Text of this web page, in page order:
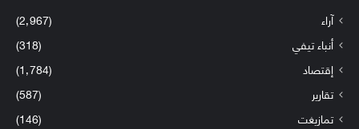
آراء
(2٬967)
أنباء تيفي
(318)
إقتصاد
(1٬784)
تقارير
(587)
تمازيغت
(146)